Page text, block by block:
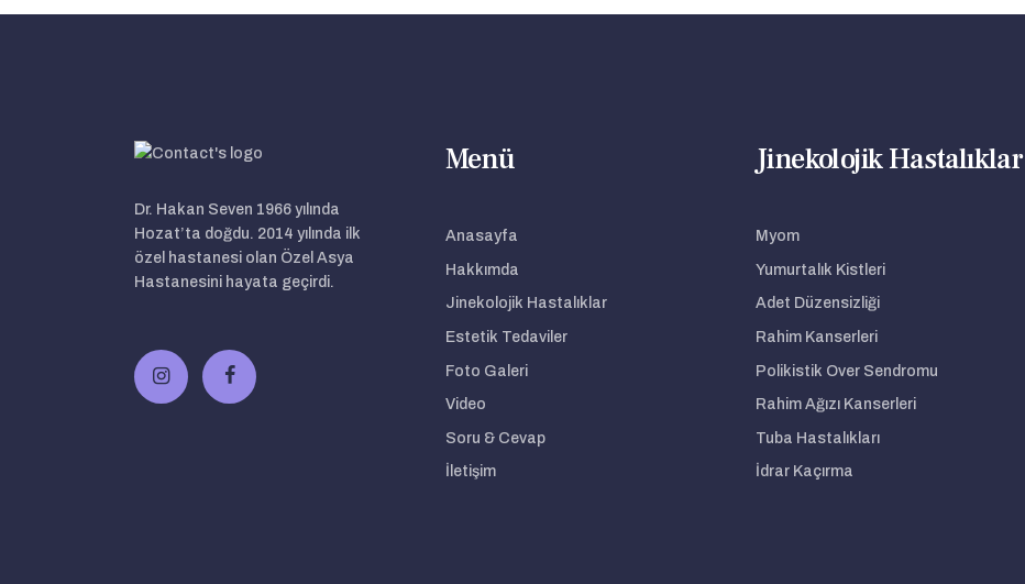
Dr. Hakan Seven 1966 yılında
Hozat’ta doğdu. 2014 yılında ilk
özel hastanesi olan Özel Asya
Hastanesini hayata geçirdi.
Menü
Anasayfa
Hakkımda
Jinekolojik Hastalıklar
Estetik Tedaviler
Foto Galeri
Video
Soru & Cevap
İletişim
Jinekolojik Hastalıklar
Myom
Yumurtalık Kistleri
Adet Düzensizliği
Rahim Kanserleri
Polikistik Over Sendromu
Rahim Ağızı Kanserleri
Tuba Hastalıkları
İdrar Kaçırma